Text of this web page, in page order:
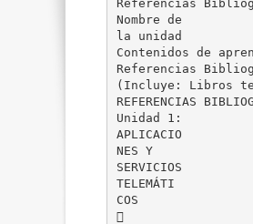
Referencias
Nombre de
la unidad
Contenidos de
Referencias
(Incluye: Libros
REFERENCIAS
Unidad 1:
APLICACIO
NES Y
SERVICIOS
TELEMÁTI
COS
